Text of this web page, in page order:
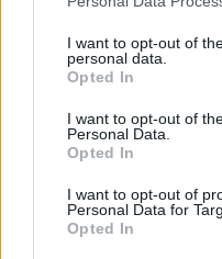
I want to opt-out of
personal data.
Opted In
I want to opt-out of
Personal Data.
Opted In
I want to opt-out of
Personal Data for
Opted In